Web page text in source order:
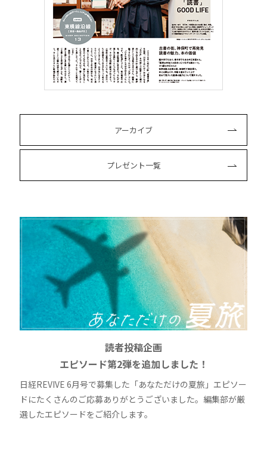
アーカイブ
プレゼント一覧
読者投稿企画
エピソード第2弾を追加しました！
日経REVIVE 6月号で募集した「あなただけの夏旅」エピソー
ドにたくさんのご応募ありがとうございました。編集部が厳
選したエピソードをご紹介します。